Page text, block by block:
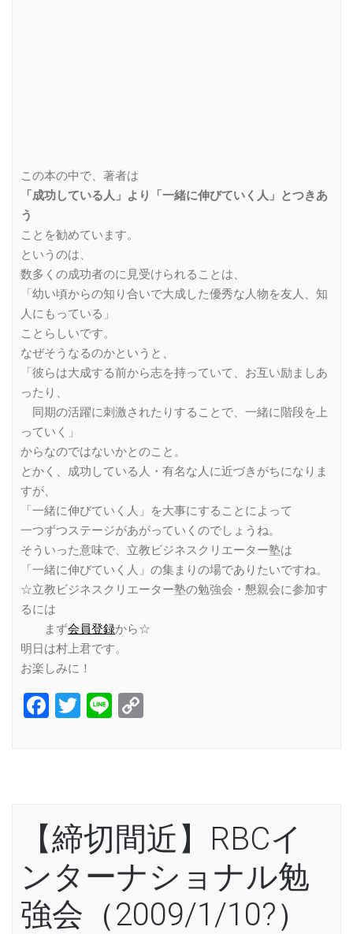
この本の中で、著者は
「成功している人」より「一緒に伸びていく人」とつきあ
う
ことを勧めています。
というのは、
数多くの成功者のに見受けられることは、
「幼い頃からの知り合いで大成した優秀な人物を友人、知
人にもっている」
ことらしいです。
なぜそうなるのかというと、
「彼らは大成する前から志を持っていて、お互い励ましあ
ったり、
同期の活躍に刺激されたりすることで、一緒に階段を上
っていく」
からなのではないかとのこと。
とかく、成功している人・有名な人に近づきがちになりま
すが、
「一緒に伸びていく人」を大事にすることによって
一つずつステージがあがっていくのでしょうね。
そういった意味で、立教ビジネスクリエーター塾は
「一緒に伸びていく人」の集まりの場でありたいですね。
☆立教ビジネスクリエーター塾の勉強会・懇親会に参加す
るには
まず会員登録から☆
明日は村上君です。
お楽しみに！
Facebook
Twitter
Line
【締切間近】RBCイ
ンターナショナル勉
強会（2009/1/10?）